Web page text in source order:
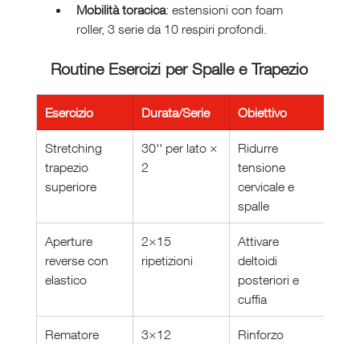
Mobilità toracica: estensioni con foam
roller, 3 serie da 10 respiri profondi.
Routine Esercizi per Spalle e Trapezio
Esercizio Durata/Serie Obiettivo
Stretching
trapezio
superiore
30'' per lato ×
2
Ridurre
tensione
cervicale e
spalle
Aperture
reverse con
elastico
2×15
ripetizioni
Attivare
deltoidi
posteriori e
cuffia
Rematore
3×12
Rinforzo